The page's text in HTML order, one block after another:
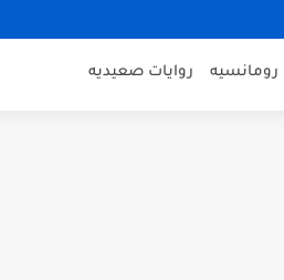
روايات صعيديه